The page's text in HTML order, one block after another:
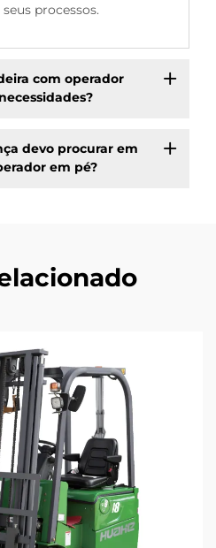
processos.
com operador
devo procurar em
em pé?